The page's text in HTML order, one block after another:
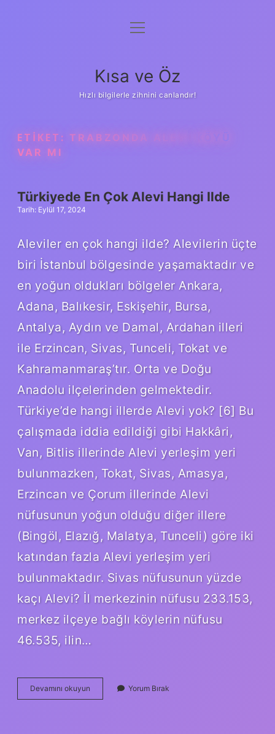
Anasayfa
Yasal Uyarı
menüyü
Kısa ve Öz
Hızlı bilgilerle zihnini canlandır!
ETIKET: TRABZONDA ALEVI KÖYÜ
VAR MI
Türkiyede En Çok Alevi Hangi Ilde
Tarih: Eylül 17, 2024
Aleviler en çok hangi ilde? Alevilerin üçte
biri İstanbul bölgesinde yaşamaktadır ve
en yoğun oldukları bölgeler Ankara,
Adana, Balıkesir, Eskişehir, Bursa,
Antalya, Aydın ve Damal, Ardahan illeri
ile Erzincan, Sivas, Tunceli, Tokat ve
Kahramanmaraş’tır. Orta ve Doğu
Anadolu ilçelerinden gelmektedir.
Türkiye’de hangi illerde Alevi yok? [6] Bu
çalışmada iddia edildiği gibi Hakkâri,
Van, Bitlis illerinde Alevi yerleşim yeri
bulunmazken, Tokat, Sivas, Amasya,
Erzincan ve Çorum illerinde Alevi
nüfusunun yoğun olduğu diğer illere
(Bingöl, Elazığ, Malatya, Tunceli) göre iki
katından fazla Alevi yerleşim yeri
bulunmaktadır. Sivas nüfusunun yüzde
kaçı Alevi? İl merkezinin nüfusu 233.153,
merkez ilçeye bağlı köylerin nüfusu
46.535, ilin…
Devamını okuyun Türkiyede
En
Yorum Bırak